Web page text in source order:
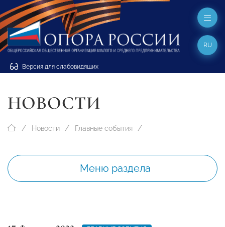
Версия для слабовидящих
RU
НОВОСТИ
Новости Главные события
Меню раздела